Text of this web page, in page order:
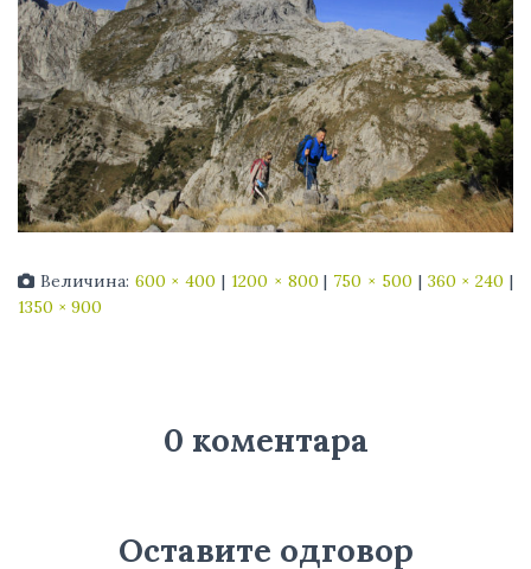
Величина: 600 × 400 | 1200 × 800 | 750 × 500 | 360 × 240 |
1350 × 900
0 коментара
Оставите одговор